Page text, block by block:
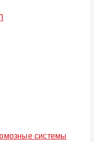
системы